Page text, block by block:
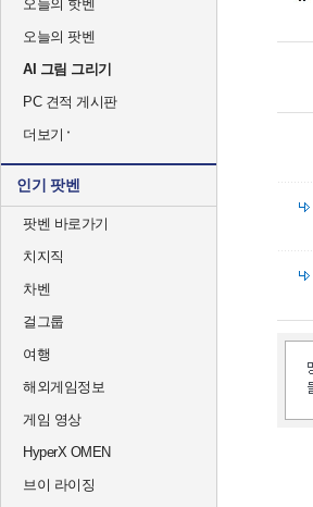
오늘의 핫벤
오늘의 팟벤
AI 그림 그리기
PC 견적 게시판
더보기
인기 팟벤
팟벤 바로가기
치지직
차벤
걸그룹
여행
해외게임정보
게임 영상
HyperX OMEN
브이 라이징